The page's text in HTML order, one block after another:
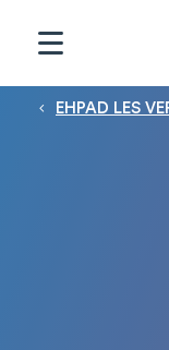
Fil d'Ariane
EHPAD LES
Panneau de